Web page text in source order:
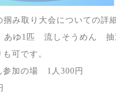
み取り大会についての詳細
ゆ1匹 流しそうめん 抽
です。
参加の場 1人300円